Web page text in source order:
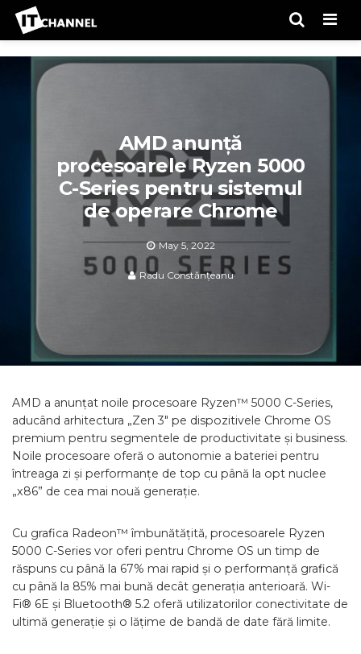
AMD anunță
procesoarele Ryzen 5000
C-Series pentru sistemul
de operare Chrome
May 5, 2022
Radu Constănțeanu
AMD a anunțat noile procesoare Ryzen™ 5000 C-Series,
aducând arhitectura „Zen 3″ pe dispozitivele Chrome OS
premium pentru segmentele de productivitate și business.
Noile procesoare oferă o autonomie a bateriei pentru
întreaga zi și performanțe de top cu până la opt nuclee
„x86” de cea mai nouă generație.
Cu grafica Radeon™ îmbunătățită, procesoarele Ryzen
5000 C-Series vor oferi pentru Chrome OS un timp de
răspuns cu până la 67% mai rapid și o performanță grafică
cu până la 85% mai bună decât generația anterioară. Wi-
Fi® 6E și Bluetooth® 5.2 oferă utilizatorilor conectivitate de
ultimă generație și o lățime de bandă de date fără limite.